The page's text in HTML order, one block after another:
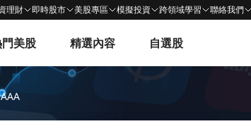
理財 即時股市 美股專區 模擬投資 跨領域學習 聯絡我們
美股 精選內容 自選股